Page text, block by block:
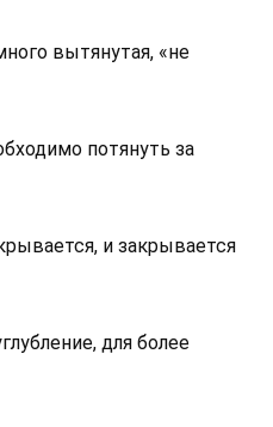
вытянутая, «не
потянуть за
и закрывается
для более